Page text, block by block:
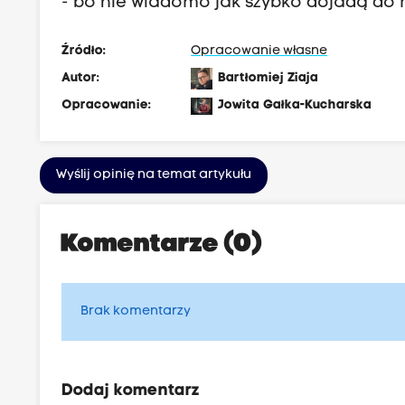
Źródło:
Opracowanie własne
Autor:
Bartłomiej Ziaja
Opracowanie:
Jowita Gałka-Kucharska
Wyślij opinię na temat artykułu
Komentarze (0)
Brak komentarzy
Dodaj komentarz